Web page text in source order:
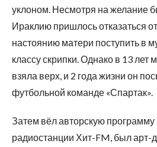
уклоном. Несмотря на желание
Ираклию пришлось отказаться
настоянию матери поступить в
классу скрипки. Однако в 13 лет
взяла верх, и 2 года жизни он
футбольной команде «Спартак».
Затем вёл авторскую
радиостанции Хит-FM, был арт-